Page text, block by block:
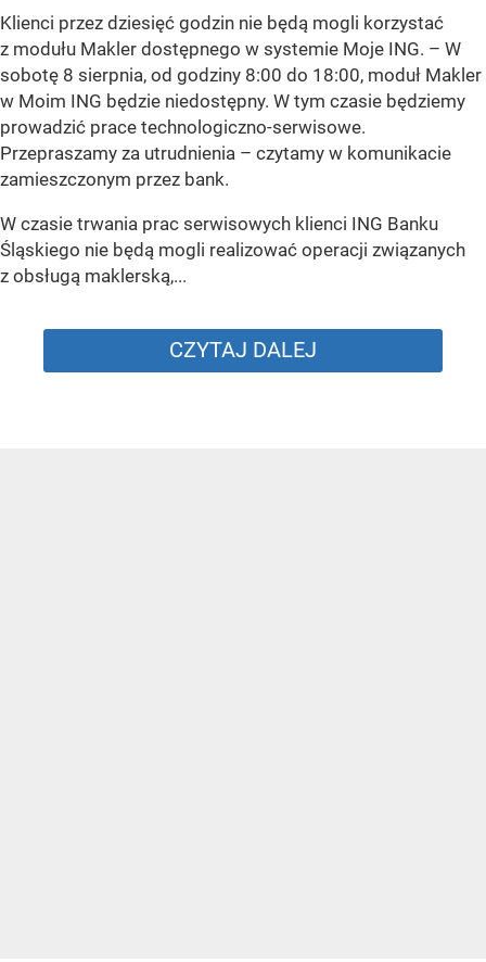
Klienci przez dziesięć godzin nie będą mogli korzystać
z modułu Makler dostępnego w systemie Moje ING. – W
sobotę 8 sierpnia, od godziny 8:00 do 18:00, moduł Makler
w Moim ING będzie niedostępny. W tym czasie będziemy
prowadzić prace technologiczno-serwisowe.
Przepraszamy za utrudnienia – czytamy w komunikacie
zamieszczonym przez bank.
W czasie trwania prac serwisowych klienci ING Banku
Śląskiego nie będą mogli realizować operacji związanych
z obsługą maklerską,...
CZYTAJ DALEJ